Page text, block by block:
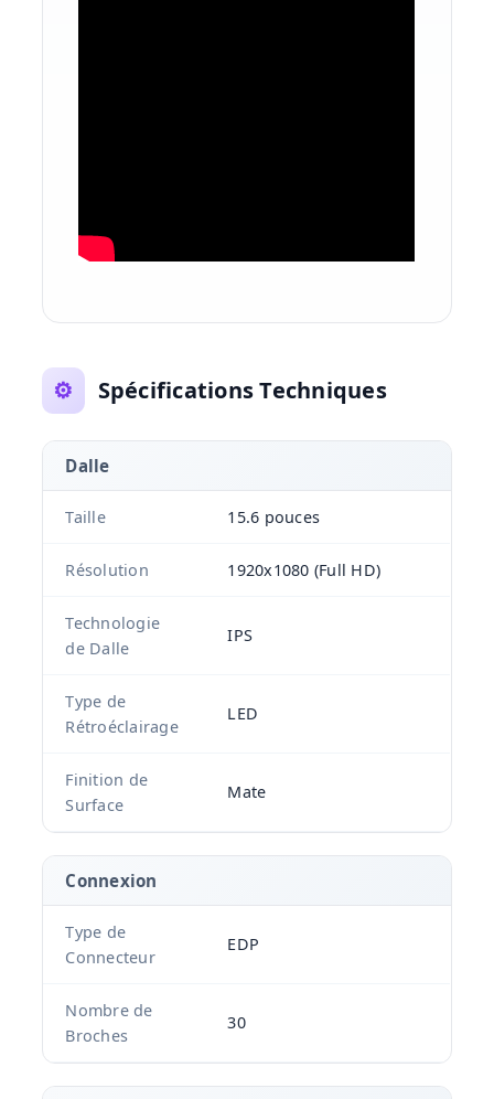
⚙️ Spécifications Techniques
Dalle
Taille 15.6 pouces
Résolution 1920x1080 (Full HD)
Technologie
de Dalle
IPS
Type de
Rétroéclairage
LED
Finition de
Surface
Mate
Connexion
Type de
Connecteur
EDP
Nombre de
Broches
30